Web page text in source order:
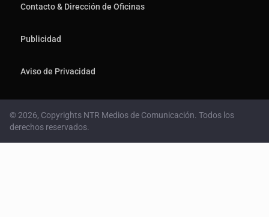
Contacto & Dirección de Oficinas
Publicidad
Aviso de Privacidad
© 2026, Copyrights NTR Medios de Comunicación. Todos los
derechos reservados.